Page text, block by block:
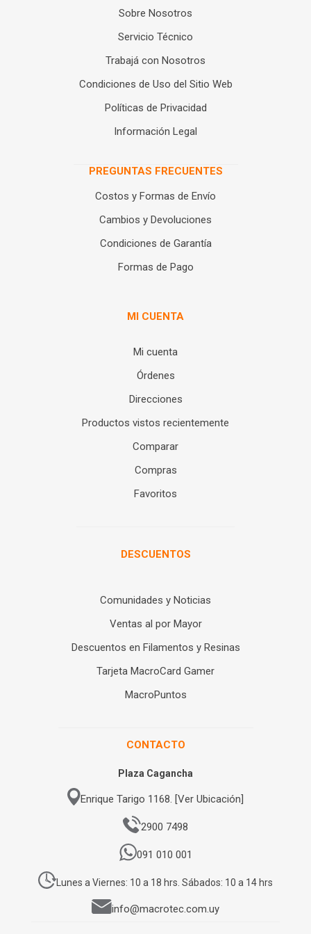
Sobre Nosotros
Servicio Técnico
Trabajá con Nosotros
Condiciones de Uso del Sitio Web
Políticas de Privacidad
Información Legal
PREGUNTAS FRECUENTES
Costos y Formas de Envío
Cambios y Devoluciones
Condiciones de Garantía
Formas de Pago
MI CUENTA
Mi cuenta
Órdenes
Direcciones
Productos vistos recientemente
Comparar
Compras
Favoritos
DESCUENTOS
Comunidades y Noticias
Ventas al por Mayor
Descuentos en Filamentos y Resinas
Tarjeta MacroCard Gamer
MacroPuntos
CONTACTO
Plaza Cagancha
Enrique Tarigo 1168. [Ver Ubicación]
2900 7498
091 010 001
Lunes a Viernes: 10 a 18 hrs. Sábados: 10 a 14 hrs
info@macrotec.com.uy